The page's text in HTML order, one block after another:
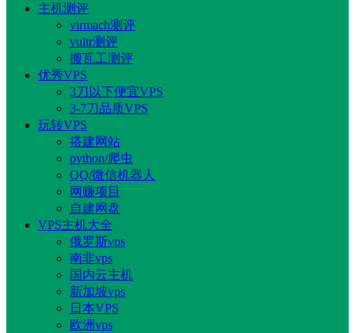
主机测评
virmach测评
vultr测评
搬瓦工测评
优秀VPS
3刀以下便宜VPS
3-7刀品质VPS
玩转VPS
搭建网站
python/爬虫
QQ/微信机器人
网赚项目
自建网盘
VPS主机大全
俄罗斯vps
南非vps
国内云主机
新加坡vps
日本VPS
欧洲vps